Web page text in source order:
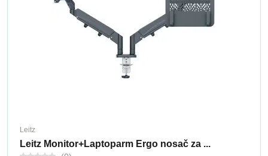
Leitz
Leitz Monitor+Laptoparm Ergo nosač za ...